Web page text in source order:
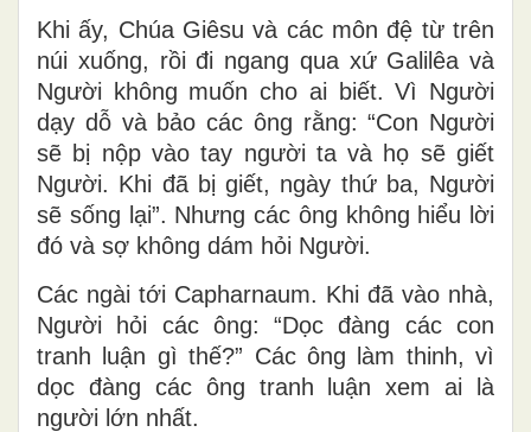
Khi ấy, Chúa Giêsu và các môn đệ từ trên
núi xuống, rồi đi ngang qua xứ Galilêa và
Người không muốn cho ai biết. Vì Người
dạy dỗ và bảo các ông rằng: “Con Người
sẽ bị nộp vào tay người ta và họ sẽ giết
Người. Khi đã bị giết, ngày thứ ba, Người
sẽ sống lại”. Nhưng các ông không hiểu lời
đó và sợ không dám hỏi Người.
Các ngài tới Capharnaum. Khi đã vào nhà,
Người hỏi các ông: “Dọc đàng các con
tranh luận gì thế?” Các ông làm thinh, vì
dọc đàng các ông tranh luận xem ai là
người lớn nhất.